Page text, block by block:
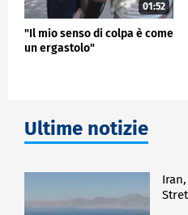
01:52
"Il mio senso di colpa è come
un ergastolo"
Ultime notizie